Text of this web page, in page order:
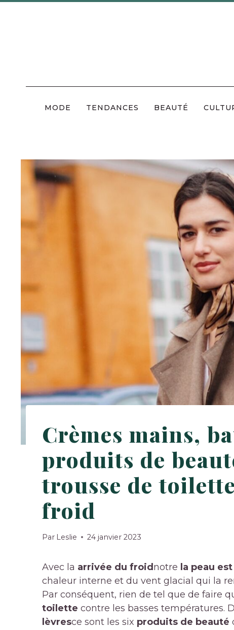
MODE TENDANCES BEAUTÉ
Crèmes mains,
produits de
trousse de
froid
Par Leslie 24 janvier 2023
Avec la arrivée du froid notre la peau
chaleur interne et du vent glacial qui la
Par conséquent, rien de tel que de faire
toilette contre les basses températures.
lèvresce sont les six produits de beauté